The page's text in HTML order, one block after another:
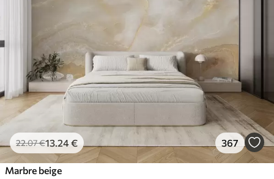
22.07€13.24€ 367
Marbre beige